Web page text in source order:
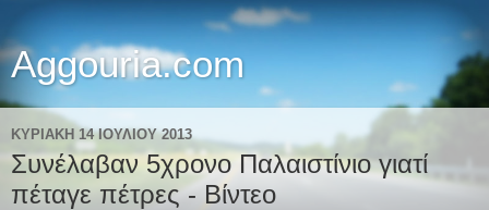
Aggouria.com
ΚΥΡΙΑΚΉ 14 ΙΟΥΛΊΟΥ 2013
Συνέλαβαν 5χρονο Παλαιστίνιο γιατί
πέταγε πέτρες - Βίντεο